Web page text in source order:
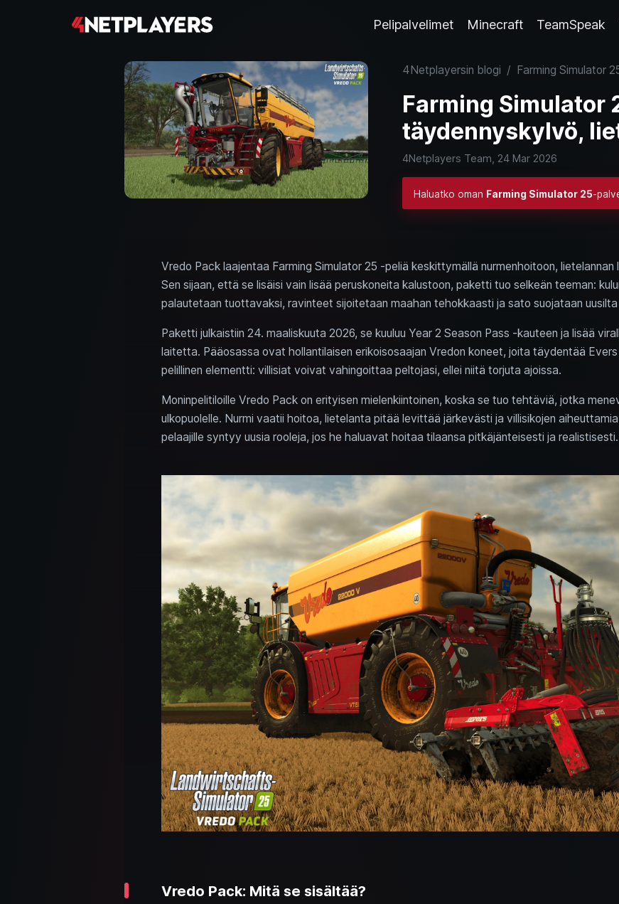
Pelipalvelimet Minecraft TeamSpeak
4Netplayersin blogi / Farming Simulator
Farming Simulator
täydennyskylvö,
4Netplayers Team, 24 Mar 2026
Haluatko oman Farming Simulator 25-
Vredo Pack laajentaa Farming Simulator 25 -peliä keskittymällä nurmenhoitoon,
Sen sijaan, että se lisäisi vain lisää peruskoneita kalustoon, paketti tuo selkeän teeman:
palautetaan tuottavaksi, ravinteet sijoitetaan maahan tehokkaasti ja sato suojataan uusilta
Paketti julkaistiin 24. maaliskuuta 2026, se kuuluu Year 2 Season Pass -kauteen ja lisää
laitetta. Pääosassa ovat hollantilaisen erikoisosaajan Vredon koneet, joita täydentää Evers
pelillinen elementti: villisiat voivat vahingoittaa peltojasi, ellei niitä torjuta ajoissa.
Moninpelitiloille Vredo Pack on erityisen mielenkiintoinen, koska se tuo tehtäviä, jotka
ulkopuolelle. Nurmi vaatii hoitoa, lietelanta pitää levittää järkevästi ja villisikojen
pelaajille syntyy uusia rooleja, jos he haluavat hoitaa tilaansa pitkäjänteisesti ja realistisesti.
Vredo Pack: Mitä se sisältää?